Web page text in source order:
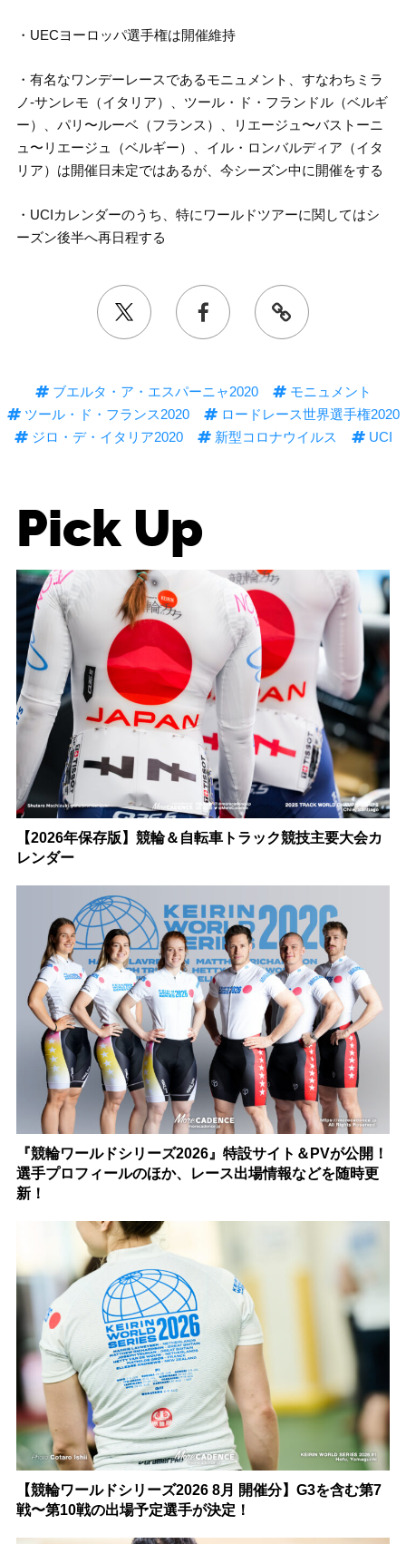
・UECヨーロッパ選手権は開催維持
・有名なワンデーレースであるモニュメント、すなわちミラ
ノ-サンレモ（イタリア）、ツール・ド・フランドル（ベルギ
ー）、パリ〜ルーベ（フランス）、リエージュ〜バストーニ
ュ〜リエージュ（ベルギー）、イル・ロンバルディア（イタ
リア）は開催日未定ではあるが、今シーズン中に開催をする
・UCIカレンダーのうち、特にワールドツアーに関してはシ
ーズン後半へ再日程する
ブエルタ・ア・エスパーニャ2020
モニュメント
ツール・ド・フランス2020
ロードレース世界選手権2020
ジロ・デ・イタリア2020
新型コロナウイルス UCI
Pick Up
【2026年保存版】競輪＆自転車トラック競技主要大会カ
レンダー
『競輪ワールドシリーズ2026』特設サイト＆PVが公開！
選手プロフィールのほか、レース出場情報などを随時更
新！
【競輪ワールドシリーズ2026 8月 開催分】G3を含む第7
戦〜第10戦の出場予定選手が決定！